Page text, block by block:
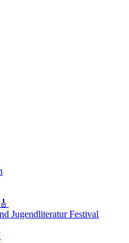
Jugendliteratur Festival